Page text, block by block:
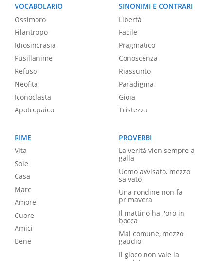
VOCABOLARIO
Ossimoro
Filantropo
Idiosincrasia
Pusillanime
Refuso
Neofita
Iconoclasta
Apotropaico
SINONIMI E CONTRARI
Libertà
Facile
Pragmatico
Conoscenza
Riassunto
Paradigma
Gioia
Tristezza
RIME
Vita
Sole
Casa
Mare
Amore
Cuore
Amici
Bene
PROVERBI
La verità vien sempre a
galla
Uomo avvisato, mezzo
salvato
Una rondine non fa
primavera
Il mattino ha l'oro in
bocca
Mal comune, mezzo
gaudio
Il gioco non vale la